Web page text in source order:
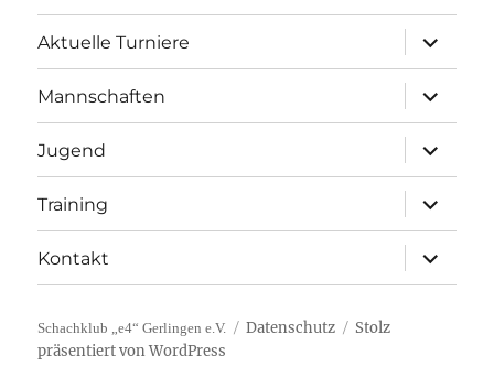
Aktuelle Turniere
öffnen
Mannschaften
öffnen
Jugend
öffnen
Training
öffnen
Kontakt
öffnen
Schachklub „e4“ Gerlingen e.V. Datenschutz
Stolz
präsentiert von WordPress